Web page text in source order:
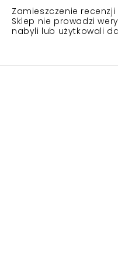
Zamieszczenie
Sklep nie prowadzi
nabyli lub użytkowali